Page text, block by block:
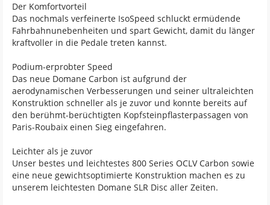
Der Komfortvorteil
Das nochmals verfeinerte IsoSpeed schluckt ermüdende
Fahrbahnunebenheiten und spart Gewicht, damit du länger
kraftvoller in die Pedale treten kannst.
Podium-erprobter Speed
Das neue Domane Carbon ist aufgrund der
aerodynamischen Verbesserungen und seiner ultraleichten
Konstruktion schneller als je zuvor und konnte bereits auf
den berühmt-berüchtigten Kopfsteinpflasterpassagen von
Paris-Roubaix einen Sieg eingefahren.
Leichter als je zuvor
Unser bestes und leichtestes 800 Series OCLV Carbon sowie
eine neue gewichtsoptimierte Konstruktion machen es zu
unserem leichtesten Domane SLR Disc aller Zeiten.